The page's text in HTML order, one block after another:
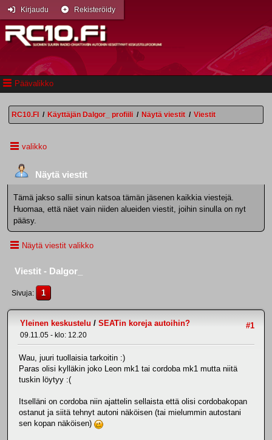
Päävalikko
Kirjaudu Rekisteröidy
RC10.FI / Käyttäjän Dalgor_ profiili / Näytä viestit / Viestit
valikko
Näytä viestit
Tämä jakso sallii sinun katsoa tämän jäsenen kaikkia viestejä.
Huomaa, että näet vain niiden alueiden viestit, joihin sinulla on nyt
pääsy.
Näytä viestit valikko
Viestit - Dalgor_
Sivuja 1
#1
Yleinen keskustelu / SEATin koreja autoihin?
09.11.05 - klo: 12.20
Wau, juuri tuollaisia tarkoitin :)
Paras olisi kylläkin joko Leon mk1 tai cordoba mk1 mutta niitä
tuskin löytyy :(
Itselläni on cordoba niin ajattelin sellaista että olisi cordobakopan
ostanut ja siitä tehnyt autoni näköisen (tai mielummin autostani
sen kopan näköisen)